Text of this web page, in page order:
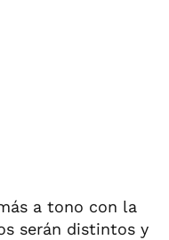
a tono con la
serán distintos y